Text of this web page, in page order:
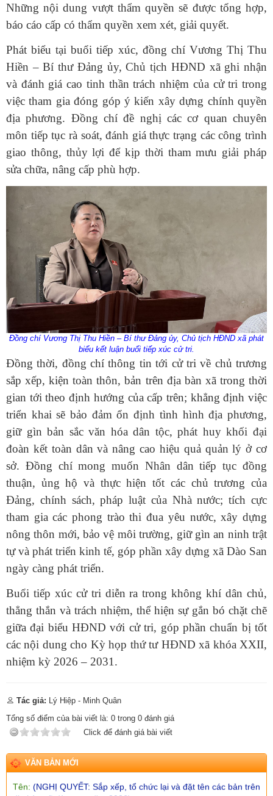
Những nội dung vượt thẩm quyền sẽ được tổng hợp,
báo cáo cấp có thẩm quyền xem xét, giải quyết.
Phát biểu tại buổi tiếp xúc, đồng chí Vương Thị Thu
Hiền – Bí thư Đảng ủy, Chủ tịch HĐND xã ghi nhận
và đánh giá cao tinh thần trách nhiệm của cử tri trong
việc tham gia đóng góp ý kiến xây dựng chính quyền
địa phương. Đồng chí đề nghị các cơ quan chuyên
môn tiếp tục rà soát, đánh giá thực trạng các công trình
giao thông, thủy lợi để kịp thời tham mưu giải pháp
sửa chữa, nâng cấp phù hợp.
Đồng chí Vương Thị Thu Hiền – Bí thư Đảng ủy, Chủ tịch HĐND xã phát
biểu kết luận buổi tiếp xúc cử tri.
Đồng thời, đồng chí thông tin tới cử tri về chủ trương
sắp xếp, kiện toàn thôn, bản trên địa bàn xã trong thời
gian tới theo định hướng của cấp trên; khẳng định việc
triển khai sẽ bảo đảm ổn định tình hình địa phương,
giữ gìn bản sắc văn hóa dân tộc, phát huy khối đại
đoàn kết toàn dân và nâng cao hiệu quả quản lý ở cơ
sở. Đồng chí mong muốn Nhân dân tiếp tục đồng
thuận, ủng hộ và thực hiện tốt các chủ trương của
Đảng, chính sách, pháp luật của Nhà nước; tích cực
tham gia các phong trào thi đua yêu nước, xây dựng
nông thôn mới, bảo vệ môi trường, giữ gìn an ninh trật
tự và phát triển kinh tế, góp phần xây dựng xã Dào San
ngày càng phát triển.
Buổi tiếp xúc cử tri diễn ra trong không khí dân chủ,
thẳng thắn và trách nhiệm, thể hiện sự gắn bó chặt chẽ
giữa đại biểu HĐND với cử tri, góp phần chuẩn bị tốt
các nội dung cho Kỳ họp thứ tư HĐND xã khóa XXII,
nhiệm kỳ 2026 – 2031.
Tác giả: Lý Hiệp - Minh Quân
Tổng số điểm của bài viết là: 0 trong 0 đánh giá
Click để đánh giá bài viết
VĂN BẢN MỚI
Số: 42/TB-UBND
Tên: (THÔNG BÁO Địa chỉ trụ sở, đường dây nóng hỗ trợ,
hướng dẫn giải đáp phản ánh, kiến nghị cá nhân, tổ chức về
thực hiện thủ tục hành chính và cung cấp dịch vụ công của Ủy
ban nhân dân xã Dào San)
Ngày ban hành: (13/07/2026)
Tên: (THÔNG BÁO Thực hiện kế hoạch và tiếp nhận hồ sơ tiểu
hội vùng đồng bào dân tộc thiểu số và miền núi năm 2026 trên
địa bàn xã Dào San)
Ngày ban hành: (09/07/2026) Ngày hiệu lực: (02/07/2026)
Số: 1652/KH-UBND
đồng bào dân tộc thiểu số và miền núi năm 2026 trên địa bàn
Ngày ban hành: (09/07/2026) -Ngày hiệu lực: (02/07/2026)
Tên:(NGHỊ QUYẾT: Sắp xếp, tổ chức lại và đặt tên các bản trên
địa bàn xã dào san năm 2026)
Ngày ban hành: (01/07/2026) - Ngày hiệu lực: (25/06/2026)